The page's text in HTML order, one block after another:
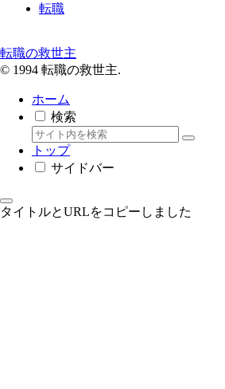
転職
転職の救世主
© 1994 転職の救世主.
ホーム
検索
トップ
サイドバー
タイトルとURLをコピーしました